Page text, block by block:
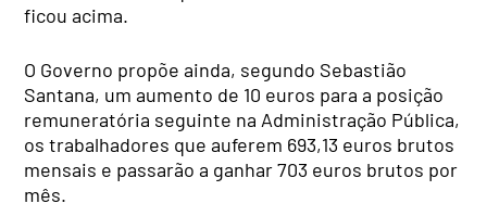
ficou acima.
O Governo propõe ainda, segundo Sebastião
Santana, um aumento de 10 euros para a posição
remuneratória seguinte na Administração Pública,
os trabalhadores que auferem 693,13 euros brutos
mensais e passarão a ganhar 703 euros brutos por
mês.